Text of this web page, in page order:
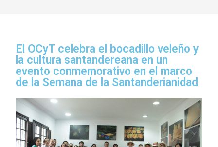
El OCyT celebra el bocadillo veleño y
la cultura santandereana en un
evento conmemorativo en el marco
de la Semana de la Santanderianidad